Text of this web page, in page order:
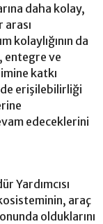
daha kolay,
arası
kolaylığının da
entegre ve
katkı
erişilebilirliği
edeceklerini
Yardımcısı
araç
olduklarını